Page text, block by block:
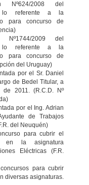
Nº624/2008 del
lo referente a la
para concurso de
Nº1744/2009 del
lo referente a la
para concurso de
del Uruguay)
por el Sr. Daniel
de Bedel Titular, a
2011. (R.C.D. Nº
por el Ing. Adrian
de Trabajos
del Neuquén)
para cubrir el
en la asignatura
Eléctricas (F.R.
para cubrir
diversas asignaturas.